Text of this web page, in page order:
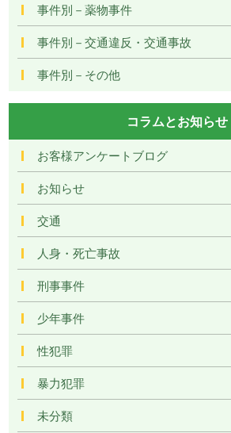
事件別－薬物事件
事件別－交通違反・交通事故
事件別－その他
コラムとお知らせ
お客様アンケートブログ
お知らせ
交通
人身・死亡事故
刑事事件
少年事件
性犯罪
暴力犯罪
未分類